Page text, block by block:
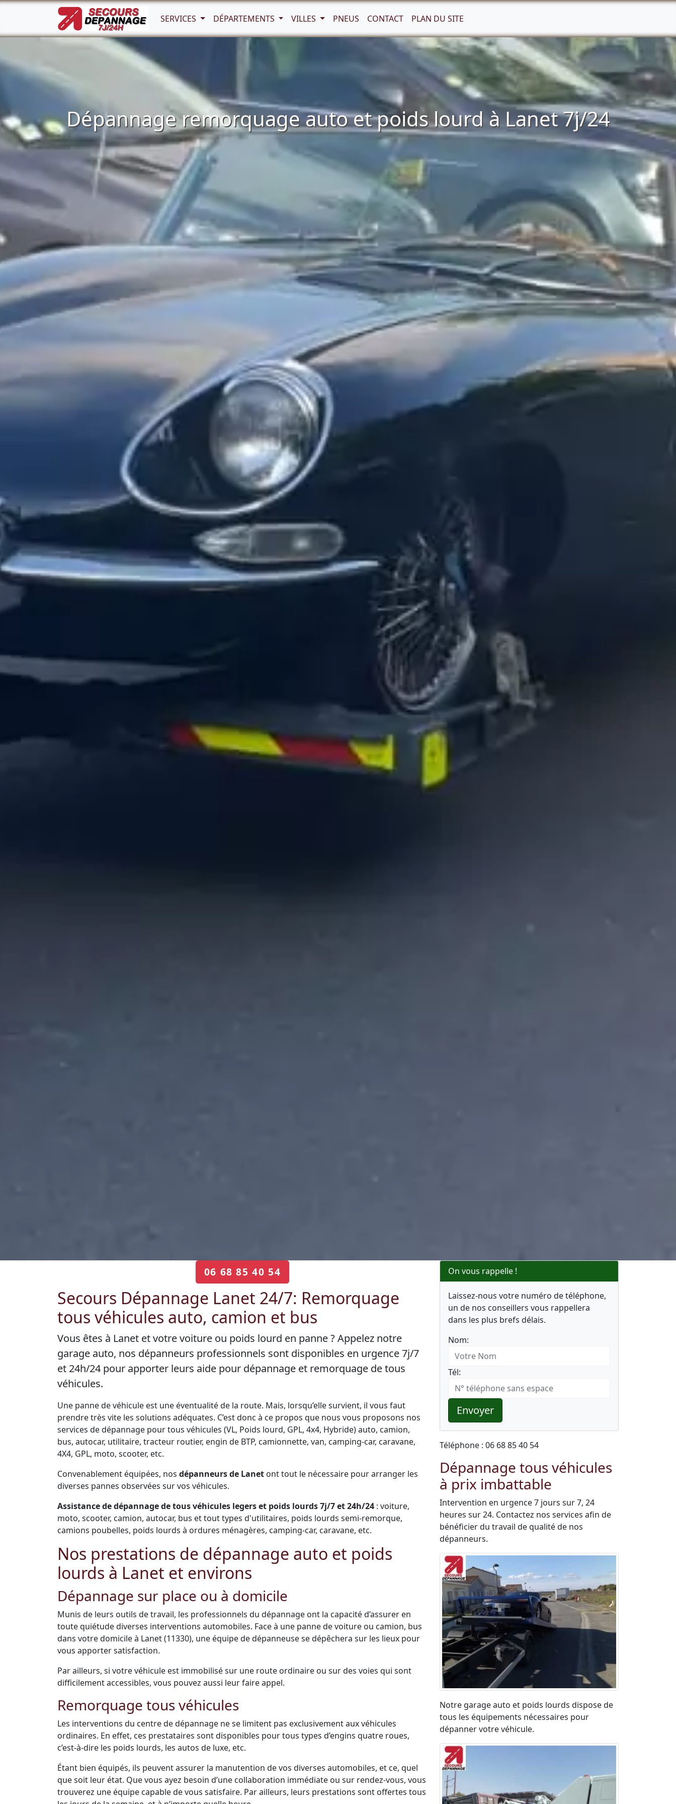
SERVICES DÉPARTEMENTS VILLES PNEUS CONTACT PLAN DU SITE
Dépannage remorquage auto et poids lourd à Lanet 7j/24
06 68 85 40 54
Secours Dépannage Lanet 24/7: Remorquage
tous véhicules auto, camion et bus
Vous êtes à Lanet et votre voiture ou poids lourd en panne ? Appelez notre
garage auto, nos dépanneurs professionnels sont disponibles en urgence 7j/7
et 24h/24 pour apporter leurs aide pour dépannage et remorquage de tous
véhicules.
Une panne de véhicule est une éventualité de la route. Mais, lorsqu’elle survient, il vous faut
prendre très vite les solutions adéquates. C’est donc à ce propos que nous vous proposons nos
services de dépannage pour tous véhicules (VL, Poids lourd, GPL, 4x4, Hybride) auto, camion,
bus, autocar, utilitaire, tracteur routier, engin de BTP, camionnette, van, camping-car, caravane,
4X4, GPL, moto, scooter, etc.
Convenablement équipées, nos dépanneurs de Lanet ont tout le nécessaire pour arranger les
diverses pannes observées sur vos véhicules.
Assistance de dépannage de tous véhicules legers et poids lourds 7j/7 et 24h/24 : voiture,
moto, scooter, camion, autocar, bus et tout types d'utilitaires, poids lourds semi-remorque,
camions poubelles, poids lourds à ordures ménagères, camping-car, caravane, etc.
Nos prestations de dépannage auto et poids
lourds à Lanet et environs
Dépannage sur place ou à domicile
Munis de leurs outils de travail, les professionnels du dépannage ont la capacité d’assurer en
toute quiétude diverses interventions automobiles. Face à une panne de voiture ou camion, bus
dans votre domicile à Lanet (11330), une équipe de dépanneuse se dépêchera sur les lieux pour
vous apporter satisfaction.
Par ailleurs, si votre véhicule est immobilisé sur une route ordinaire ou sur des voies qui sont
difficilement accessibles, vous pouvez aussi leur faire appel.
Remorquage tous véhicules
Les interventions du centre de dépannage ne se limitent pas exclusivement aux véhicules
ordinaires. En effet, ces prestataires sont disponibles pour tous types d’engins quatre roues,
c’est-à-dire les poids lourds, les autos de luxe, etc.
Étant bien équipés, ils peuvent assurer la manutention de vos diverses automobiles, et ce, quel
que soit leur état. Que vous ayez besoin d’une collaboration immédiate ou sur rendez-vous, vous
trouverez une équipe capable de vous satisfaire. Par ailleurs, leurs prestations sont offertes tous
On vous rappelle !
Laissez-nous votre numéro de téléphone,
un de nos conseillers vous rappellera
dans les plus brefs délais.
Nom:
Tél:
Envoyer
Téléphone : 06 68 85 40 54
Dépannage tous véhicules
à prix imbattable
Intervention en urgence 7 jours sur 7, 24
heures sur 24. Contactez nos services afin de
bénéficier du travail de qualité de nos
dépanneurs.
Notre garage auto et poids lourds dispose de
tous les équipements nécessaires pour
dépanner votre véhicule.